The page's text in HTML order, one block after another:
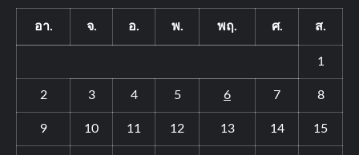
อา. จ. อ. พ. พฤ. ศ. ส.
1
2 3 4 5 6 7 8
9 10 11 12 13 14 15